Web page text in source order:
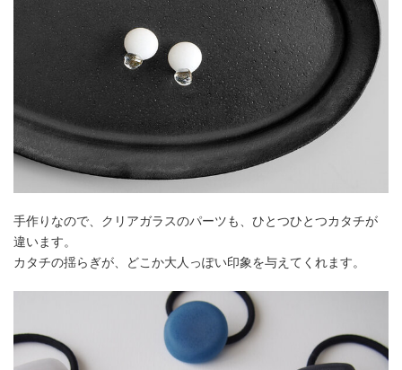
手作りなので、クリアガラスのパーツも、ひとつひとつカタチが
違います。
カタチの揺らぎが、どこか大人っぽい印象を与えてくれます。